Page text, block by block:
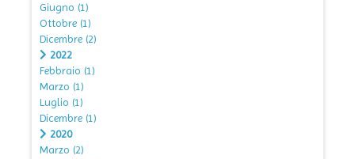
Giugno (1)
Ottobre (1)
Dicembre (2)
2022
Febbraio (1)
Marzo (1)
Luglio (1)
Dicembre (1)
2020
Marzo (2)